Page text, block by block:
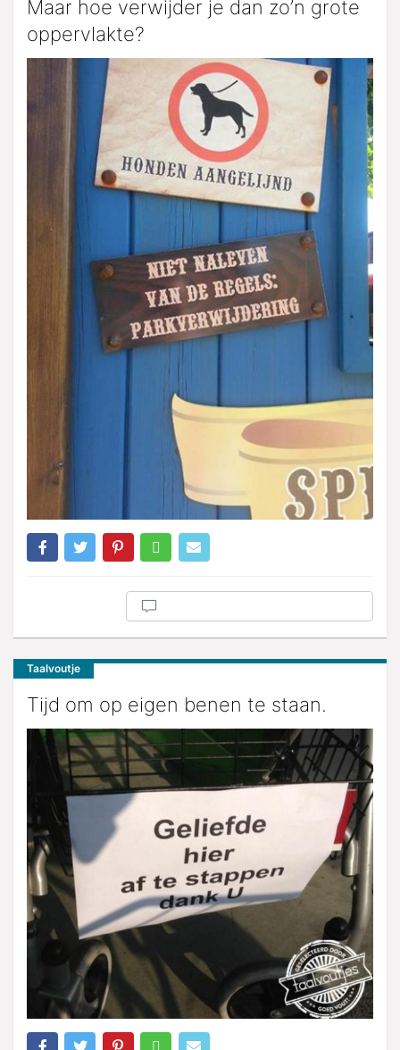
Maar hoe verwijder je dan zo’n grote
oppervlakte?
Taalvoutje
Tijd om op eigen benen te staan.